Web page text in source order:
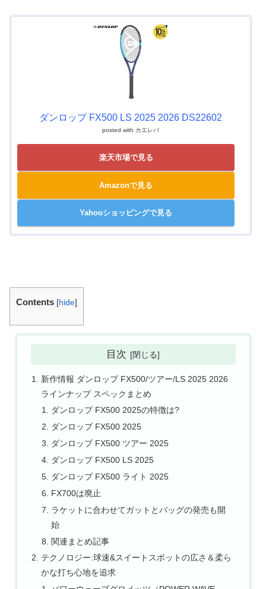
ダンロップ FX500 LS 2025 2026 DS22602
posted with カエレバ
楽天市場で見る
Amazonで見る
Yahooショッピングで見る
Contents [hide]
目次
新作情報 ダンロップ FX500/ツアー/LS 2025 2026
ラインナップ スペックまとめ
ダンロップ FX500 2025の特徴は?
ダンロップ FX500 2025
ダンロップ FX500 ツアー 2025
ダンロップ FX500 LS 2025
ダンロップ FX500 ライト 2025
FX700は廃止
ラケットに合わせてガットとバッグの発売も開
始
関連まとめ記事
テクノロジー:球速&スイートスポットの広さ＆柔ら
かな打ち心地を追求